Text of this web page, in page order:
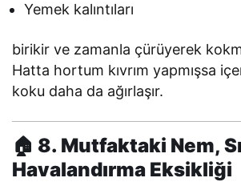
Yemek kalıntıları
birikir ve zamanla çürüyerek
Hatta hortum kıvrım yapmışsa
koku daha da ağırlaşır.
🏠 8. Mutfaktaki Nem,
Havalandırma Eksikliği